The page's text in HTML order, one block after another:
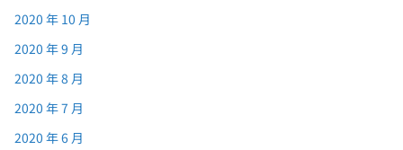
2020 年 10 月
2020 年 9 月
2020 年 8 月
2020 年 7 月
2020 年 6 月